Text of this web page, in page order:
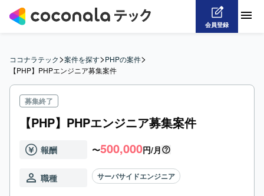
会員登録
ココナラテック>案件を探す>PHPの案件>
【PHP】PHPエンジニア募集案件
募集終了
【PHP】PHPエンジニア募集案件
報酬 〜500,000円/月
職種 サーバサイドエンジニア